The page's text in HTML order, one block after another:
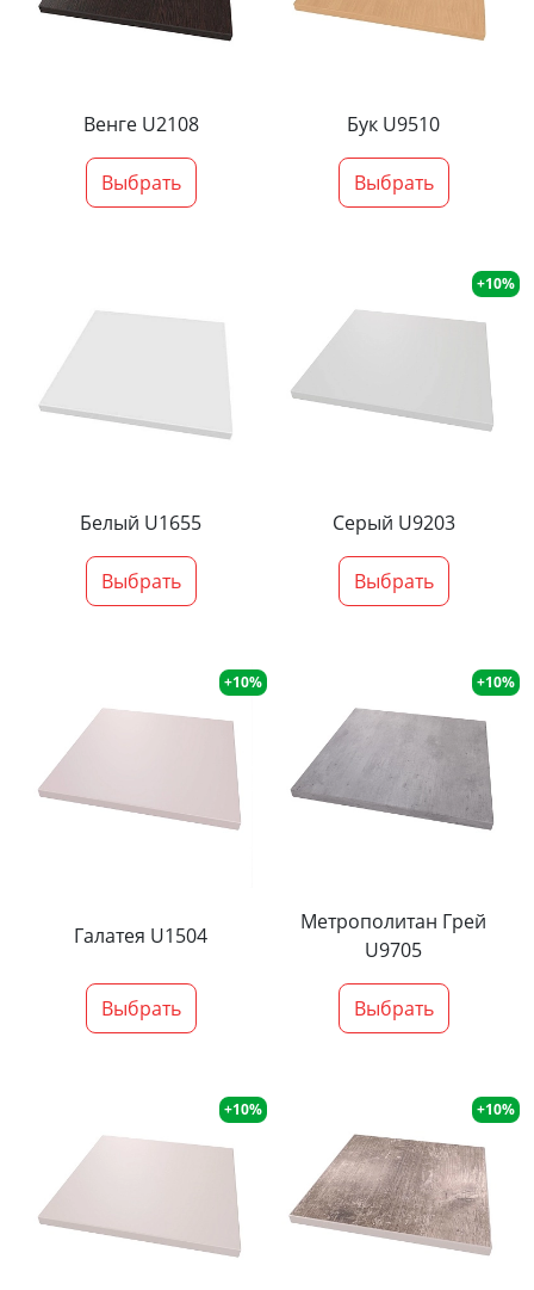
Венге U2108
Выбрать
Бук U9510
Выбрать
Белый U1655
Выбрать
+10%
Серый U9203
Выбрать
+10%
Галатея U1504
Выбрать
+10%
Метрополитан Грей
U9705
Выбрать
+10% +10%